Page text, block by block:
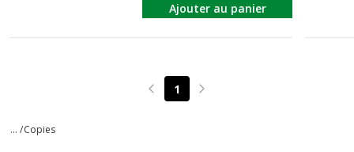
Ajouter au panier
Page précédente
1 Page suivante
... /Copies